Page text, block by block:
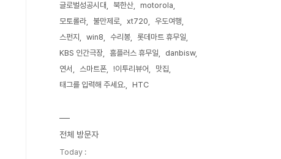
글로벌성공시대
북한산
motorola
모토롤라
불만제로 xt720
우도여행
스펀지
win8 수리봉
롯데마트 휴무일
KBS 인간극장
홈플러스 휴무일
danbisw
연서
스마트폰 !이투리뷰어
맛집
태그를 입력해 주세요.
HTC
전체 방문자
Today :